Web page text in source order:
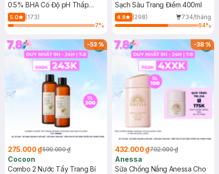
0.5% BHA Có Độ pH Thấp
150ml
5.0
(173)
7%
Sạch Sâu Trang Điểm 400ml
4.8 (298)
734/tháng
64%
-53%
275.000 ₫590.000 ₫
Cocoon
Combo 2 Nước Tẩy Trang Bí
-38%
432.000 ₫702.000 ₫
Anessa
Sữa Chống Nắng Anessa Cho